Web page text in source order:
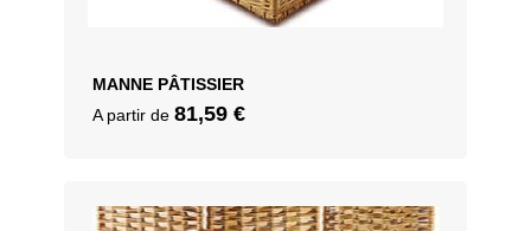
MANNE PÂTISSIER
A partir de 81,59 €